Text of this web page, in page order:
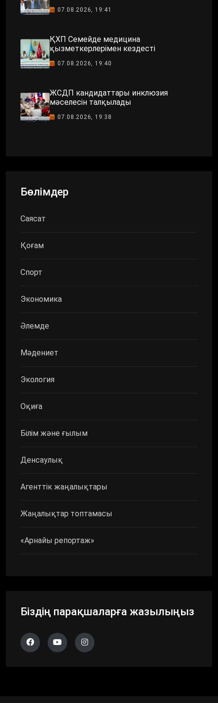
07.08.2026, 19:41
ҚХП Семейде медицина
қызметкерлерімен кездесті
07.08.2026, 19:40
ЖСДП кандидаттары инклюзия
мәселесін талқылады
07.08.2026, 19:38
Бөлімдер
Саясат
Қоғам
Спорт
Экономика
Әлемде
Мәдениет
Экология
Оқиға
Білім және ғылым
Денсаулық
Агенттік жаңалықтары
Жаңалықтар топтамасы
«Арнайы репортаж»
Біздің парақшаларға жазылыңыз